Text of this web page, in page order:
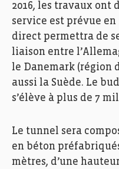
2016, les travaux ont
service est prévue en
direct permettra de
liaison entre
le Danemark (région
aussi la Suède. Le
s’élève à plus de 7
Le tunnel sera
en béton
mètres, d’une